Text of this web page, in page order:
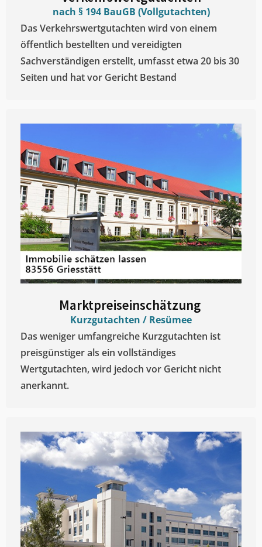
nach § 194 BauGB (Vollgutachten)
Das Verkehrswertgutachten wird von einem
öffentlich bestellten und vereidigten
Sachverständigen erstellt, umfasst etwa 20 bis 30
Seiten und hat vor Gericht Bestand
Marktpreiseinschätzung ​
Kurzgutachten / Resümee
Das weniger umfangreiche Kurzgutachten ist
preisgünstiger als ein vollständiges
Wertgutachten, wird jedoch vor Gericht nicht
anerkannt.